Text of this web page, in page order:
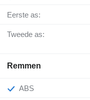
Eerste as:
Tweede as:
Remmen
ABS